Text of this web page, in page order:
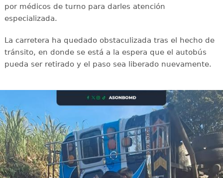
por médicos de turno para darles atención
especializada.
La carretera ha quedado obstaculizada tras el hecho de
tránsito, en donde se está a la espera que el autobús
pueda ser retirado y el paso sea liberado nuevamente.